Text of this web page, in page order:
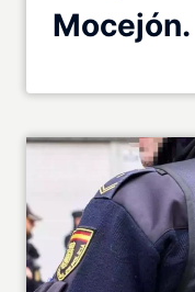
Mocejón.